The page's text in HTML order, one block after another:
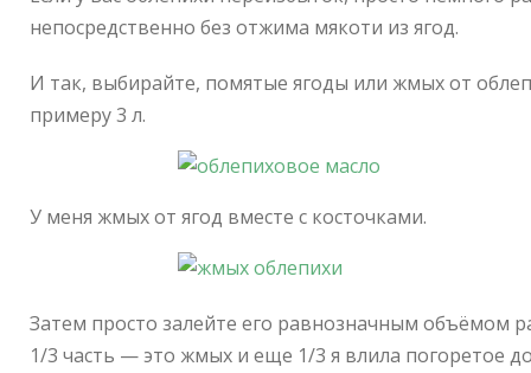
непосредственно без отжима мякоти из ягод.
И так, выбирайте, помятые ягоды или жмых от
примеру 3 л.
У меня жмых от ягод вместе с косточками.
Затем просто залейте его равнозначным объёмом
1/3 часть — это жмых и еще 1/3 я влила погоретое